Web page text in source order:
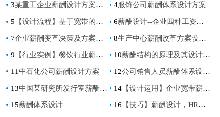
3某重工企业薪酬设计方案（37页） 4服饰公司薪酬体系设计方案
5 【设计流程】基于宽带的薪酬体系设计（内含流程图） 6薪酬设计--企业四种工资制度比较
7企业薪酬变革决策及方案设计 8生产中心薪酬改革方案设计提案（李总提案）
9 【行业实例】餐饮行业薪酬体系设计方案 10薪酬结构的原理及其设计方法p
11中石化公司薪酬设计方案 12公司销售人员薪酬体系设计方案
13中国某研究所发行室薪酬设计方案 14【设计运用】企业宽带薪酬的设计运用（内含计算公式）
15薪酬体系设计 16 【技巧】薪酬设计，HR离不开这三大“基本原则”